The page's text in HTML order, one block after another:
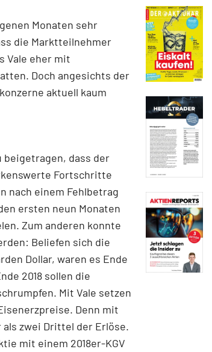
Monaten sehr
die Marktteilnehmer
Vale eher mit
Doch angesichts der
aktuell kaum
dass der
Fortschritte
nach einem Fehlbetrag
ersten neun Monaten
Zum anderen konnte
Beliefen sich die
Dollar, waren es Ende
2018 sollen die
Mit Vale setzen
Denn mit
zwei Drittel der Erlöse.
mit einem 2018er-KGV